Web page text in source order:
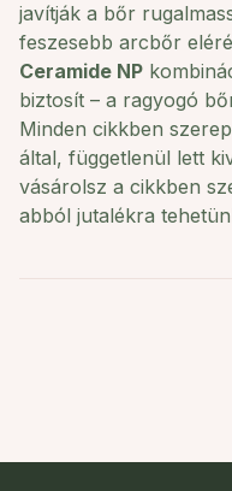
javítják a bőr
feszesebb arcbőr
Ceramide NP
biztosít – a ragyogó
Minden cikkben
által, függetlenül lett
vásárolsz a cikkben
abból jutalékra